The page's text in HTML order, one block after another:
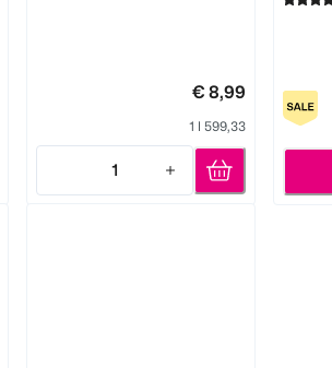
€ 8,99
1 l 599,33
1
Quantity: 1